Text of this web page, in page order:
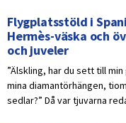
Flygplatsstöld i
Hermès-väska och
och juveler
”Älskling, har du sett till
mina diamantörhängen,
sedlar?” Då var tjuvarna